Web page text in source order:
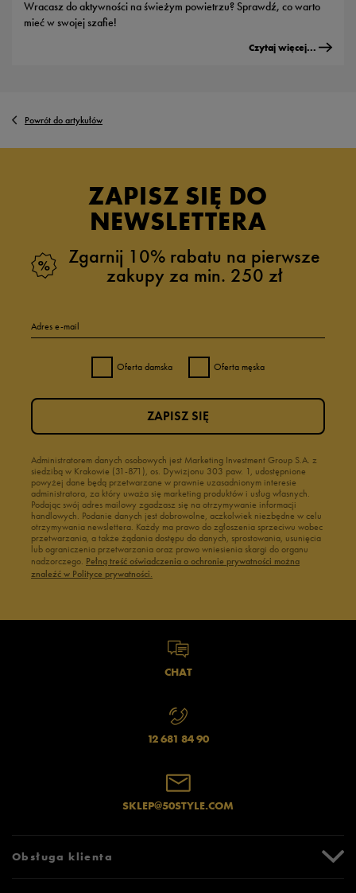
Wracasz do aktywności na świeżym powietrzu? Sprawdź, co warto
mieć w swojej szafie!
Czytaj więcej...
Powrót do artykułów
ZAPISZ SIĘ DO
NEWSLETTERA
Zgarnij 10% rabatu na pierwsze
zakupy za min. 250 zł
Adres e-mail
Oferta damska Oferta męska
Administratorem danych osobowych jest Marketing Investment Group S.A. z
siedzibą w Krakowie (31-871), os. Dywizjonu 303 paw. 1, udostępnione
powyżej dane będą przetwarzane w prawnie uzasadnionym interesie
administratora, za który uważa się marketing produktów i usług własnych.
Podając swój adres mailowy zgadzasz się na otrzymywanie informacji
handlowych. Podanie danych jest dobrowolne, aczkolwiek niezbędne w celu
otrzymywania newslettera. Każdy ma prawo do zgłoszenia sprzeciwu wobec
przetwarzania, a także żądania dostępu do danych, sprostowania, usunięcia
lub ograniczenia przetwarzania oraz prawo wniesienia skargi do organu
nadzorczego. Pełną treść oświadczenia o ochronie prywatności można
znaleźć w Polityce prywatności.
ZAPISZ SIĘ
CHAT
12 681 84 90
SKLEP@50STYLE.COM
Obsługa klienta